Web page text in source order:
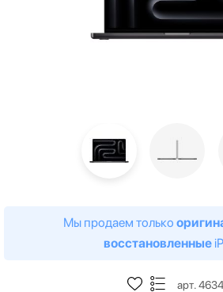
Мы продаем только
восстановленные
арт. 4634